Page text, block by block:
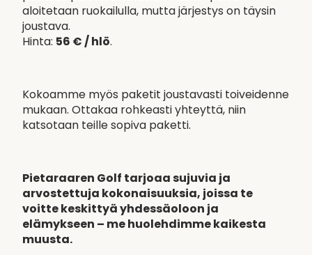
aloitetaan ruokailulla, mutta järjestys on täysin
joustava.
Hinta: 56 € / hlö.
Kokoamme myös paketit joustavasti toiveidenne
mukaan. Ottakaa rohkeasti yhteyttä, niin
katsotaan teille sopiva paketti.
Pietaraaren Golf tarjoaa sujuvia ja
arvostettuja kokonaisuuksia, joissa te
voitte keskittyä yhdessäoloon ja
elämykseen – me huolehdimme kaikesta
muusta.